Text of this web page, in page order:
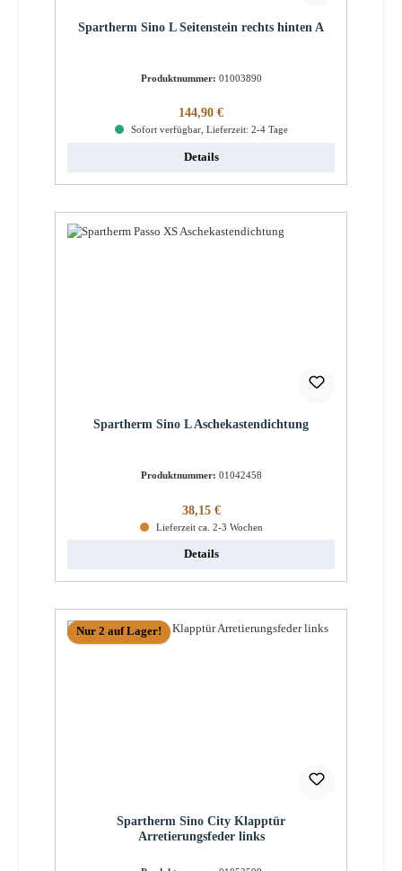
Spartherm Sino L Seitenstein rechts hinten A
Produktnummer: 01003890
Regulärer Preis:
144,90 €
Sofort verfügbar, Lieferzeit: 2-4 Tage
Details
Spartherm Sino L Aschekastendichtung
Produktnummer: 01042458
Regulärer Preis:
38,15 €
Lieferzeit ca. 2-3 Wochen
Details
Nur 2 auf Lager!
Spartherm Sino City Klapptür
Arretierungsfeder links